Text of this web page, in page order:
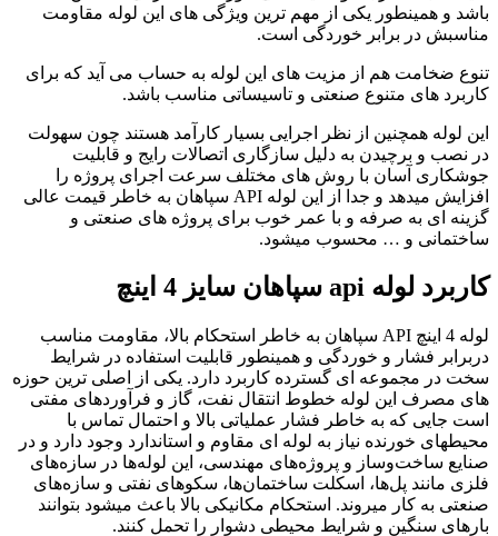
باشد و همینطور یکی از مهم ترین ویژگی های این لوله مقاومت
مناسبش در برابر خوردگی است.
تنوع ضخامت هم از مزیت های این لوله به حساب می آید که برای
کاربرد های متنوع صنعتی و تاسیساتی مناسب باشد.
این لوله همچنین از نظر اجرایی بسیار کارآمد هستند چون سهولت
در نصب و برچیدن به دلیل سازگاری اتصالات رایج و قابلیت
جوشکاری آسان با روش های مختلف سرعت اجرای پروژه را
افزایش میدهد و جدا از این لوله API سپاهان به خاطر قیمت عالی
گزینه ای به صرفه و با عمر خوب برای پروژه های صنعتی و
ساختمانی و … محسوب میشود.
کاربرد لوله سپاهان سایز 4 اینچ
لوله 4 اینچ API سپاهان به خاطر استحکام بالا، مقاومت مناسب
دربرابر فشار و خوردگی و همینطور قابلیت استفاده در شرایط
سخت در مجموعه ای گسترده کاربرد دارد. یکی از اصلی ترین حوزه
های مصرف این لوله خطوط انتقال نفت، گاز و فرآوردهای مفتی
است جایی که به خاطر فشار عملیاتی بالا و احتمال تماس با
محیطهای خورنده نیاز به لوله ای مقاوم و استاندارد وجود دارد و در
صنایع ساخت‌وساز و پروژه‌های مهندسی، این لوله‌ها در سازه‌های
فلزی مانند پل‌ها، اسکلت ساختمان‌ها، سکوهای نفتی و سازه‌های
صنعتی به ‌کار میروند. استحکام مکانیکی بالا باعث میشود بتوانند
بارهای سنگین و شرایط محیطی دشوار را تحمل کنند.